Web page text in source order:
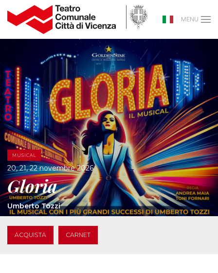
MENU
MUSICAL
20, 21, 22 novembre 2026
Gloria
Umberto Tozzi
ACQUISTA CARNET